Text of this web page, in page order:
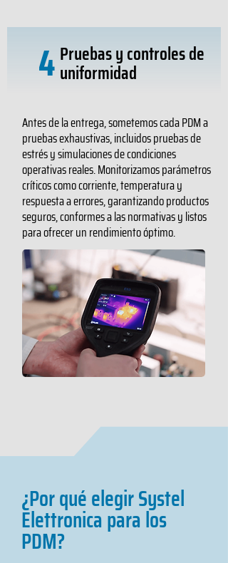
4 Pruebas y controles de
uniformidad
Antes de la entrega, sometemos cada PDM a
pruebas exhaustivas, incluidos pruebas de
estrés y simulaciones de condiciones
operativas reales. Monitorizamos parámetros
críticos como corriente, temperatura y
respuesta a errores, garantizando productos
seguros, conformes a las normativas y listos
para ofrecer un rendimiento óptimo.
¿Por qué elegir Systel
Elettronica para los
PDM?